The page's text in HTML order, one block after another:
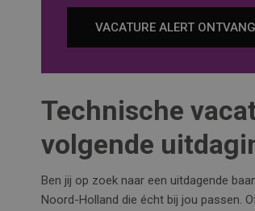
VACATURE ALERT
Technische
volgende
Ben jij op zoek naar een uitdagende
Noord-Holland die écht bij jou passen.